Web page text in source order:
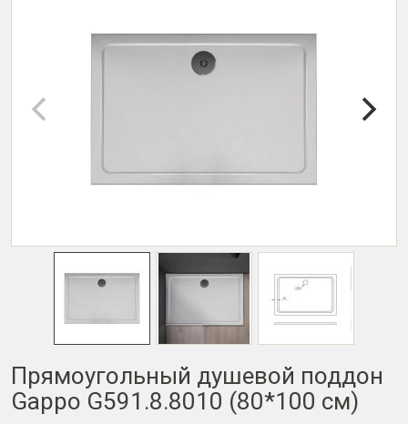
Прямоугольный душевой поддон
Gappo G591.8.8010 (80*100 см)